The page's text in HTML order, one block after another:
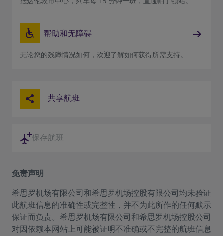
帮助和无障碍
无论您的残障情况如何，欢迎了解如何获得所需支持。
共享航班
保存航班
免责声明
希思罗机场有限公司和希思罗机场控股有限公司均未验证
此航班信息的准确性或完整性，并不为此所作的任何默示
保证而负责。希思罗机场有限公司和希思罗机场控股公司
对因依赖本网站上可能被证明不准确或不完整的航班信息